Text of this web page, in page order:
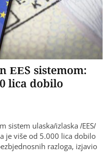
EES sistemom:
lica dobilo
sistem ulaska/izlaska /EES/
je više od 5.000 lica dobilo
razloga, izjavio